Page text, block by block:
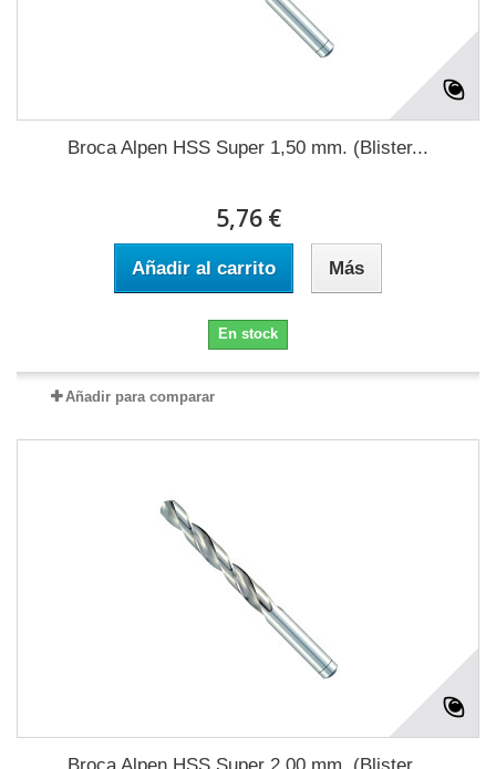
Broca Alpen HSS Super 1,50 mm. (Blister...
5,76 €
Añadir al carrito Más
En stock
Añadir para comparar